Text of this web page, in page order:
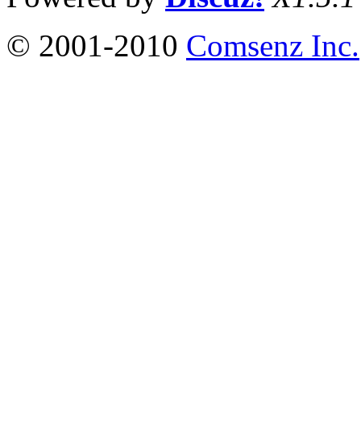
© 2001-2010 Comsenz Inc.